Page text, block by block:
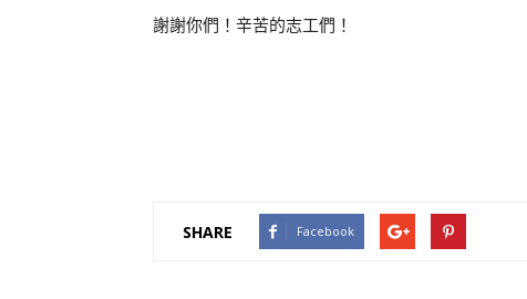
謝謝你們！辛苦的志工們！
SHARE Facebook